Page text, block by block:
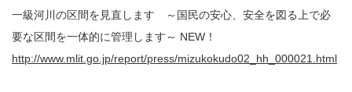
一級河川の区間を見直します ～国民の安心、安全を図る上で必
要な区間を一体的に管理します～ NEW！
http://www.mlit.go.jp/report/press/mizukokudo02_hh_000021.html